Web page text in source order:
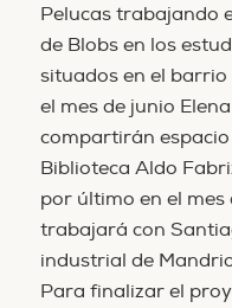
Pelucas trabajando
de Blobs en los
situados en el
el mes de junio
compartirán
Biblioteca Aldo
por último en el
trabajará con
industrial de
Para finalizar el